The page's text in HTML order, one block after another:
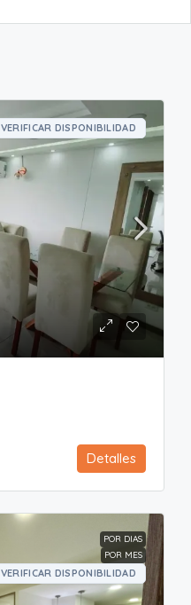
VERIFICAR DISPONIBILIDAD
Detalles
POR DIAS
POR MES
VERIFICAR DISPONIBILIDAD